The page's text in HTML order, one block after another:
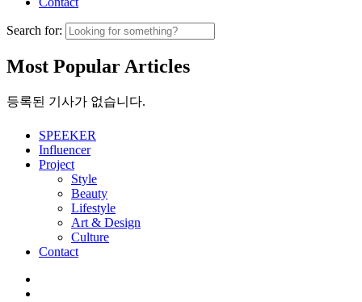
Search for:
Most Popular Articles
등록된 기사가 없습니다.
SPEEKER
Influencer
Project
Style
Beauty
Lifestyle
Art & Design
Culture
Contact